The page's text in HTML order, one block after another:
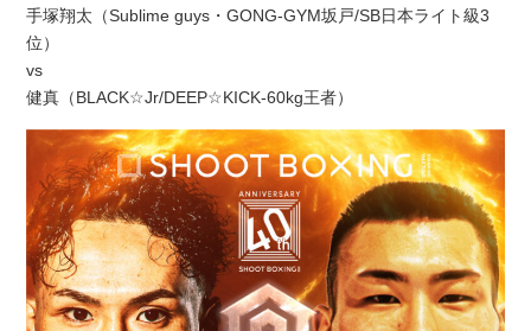
手塚翔太（Sublime guys・GONG-GYM坂戸/SB日本ライト級3
位）
vs
健真（BLACK☆Jr/DEEP☆KICK-60kg王者）